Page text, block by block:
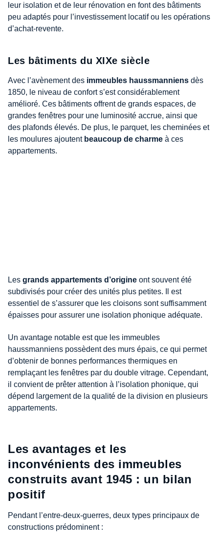
leur isolation et de leur rénovation en font des bâtiments
peu adaptés pour l’investissement locatif ou les opérations
d’achat-revente.
Les bâtiments du XIXe siècle
Avec l’avènement des immeubles haussmanniens dès
1850, le niveau de confort s’est considérablement
amélioré. Ces bâtiments offrent de grands espaces, de
grandes fenêtres pour une luminosité accrue, ainsi que
des plafonds élevés. De plus, le parquet, les cheminées et
les moulures ajoutent beaucoup de charme à ces
appartements.
Les grands appartements d’origine ont souvent été
subdivisés pour créer des unités plus petites. Il est
essentiel de s’assurer que les cloisons sont suffisamment
épaisses pour assurer une isolation phonique adéquate.
Un avantage notable est que les immeubles
haussmanniens possèdent des murs épais, ce qui permet
d’obtenir de bonnes performances thermiques en
remplaçant les fenêtres par du double vitrage. Cependant,
il convient de prêter attention à l’isolation phonique, qui
dépend largement de la qualité de la division en plusieurs
appartements.
Les avantages et les
inconvénients des immeubles
construits avant 1945 : un bilan
positif
Pendant l’entre-deux-guerres, deux types principaux de
constructions prédominent :